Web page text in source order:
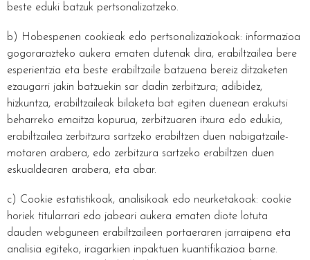
beste eduki batzuk pertsonalizatzeko.
b) Hobespenen cookieak edo pertsonalizaziokoak: informazioa
gogorarazteko aukera ematen dutenak dira, erabiltzailea bere
esperientzia eta beste erabiltzaile batzuena bereiz ditzaketen
ezaugarri jakin batzuekin sar dadin zerbitzura; adibidez,
hizkuntza, erabiltzaileak bilaketa bat egiten duenean erakutsi
beharreko emaitza kopurua, zerbitzuaren itxura edo edukia,
erabiltzailea zerbitzura sartzeko erabiltzen duen nabigatzaile-
motaren arabera, edo zerbitzura sartzeko erabiltzen duen
eskualdearen arabera, eta abar.
c) Cookie estatistikoak, analisikoak edo neurketakoak: cookie
horiek titularrari edo jabeari aukera ematen diote lotuta
dauden webguneen erabiltzaileen portaeraren jarraipena eta
analisia egiteko, iragarkien inpaktuen kuantifikazioa barne.